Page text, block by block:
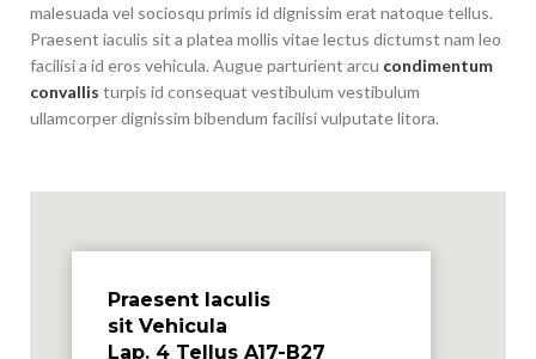
malesuada vel sociosqu primis id dignissim erat natoque tellus.
Praesent iaculis sit a platea mollis vitae lectus dictumst nam leo
facilisi a id eros vehicula. Augue parturient arcu condimentum
convallis turpis id consequat vestibulum vestibulum
ullamcorper dignissim bibendum facilisi vulputate litora.
Praesent Iaculis
sit Vehicula
Lap. 4 Tellus A17-B27